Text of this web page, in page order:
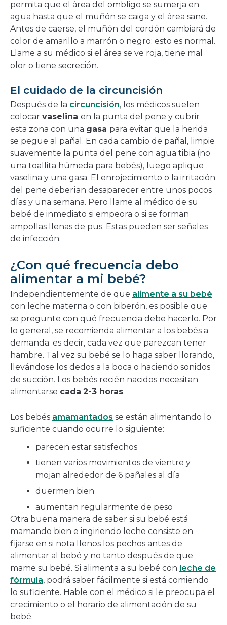
permita que el área del ombligo se sumerja en
agua hasta que el muñón se caiga y el área sane.
Antes de caerse, el muñón del cordón cambiará de
color de amarillo a marrón o negro; esto es normal.
Llame a su médico si el área se ve roja, tiene mal
olor o tiene secreción.
El cuidado de la circuncisión
Después de la circuncisión, los médicos suelen
colocar vaselina en la punta del pene y cubrir
esta zona con una gasa para evitar que la herida
se pegue al pañal. En cada cambio de pañal, limpie
suavemente la punta del pene con agua tibia (no
una toallita húmeda para bebés), luego aplique
vaselina y una gasa. El enrojecimiento o la irritación
del pene deberían desaparecer entre unos pocos
días y una semana. Pero llame al médico de su
bebé de inmediato si empeora o si se forman
ampollas llenas de pus. Estas pueden ser señales
de infección.
¿Con qué frecuencia debo
alimentar a mi bebé?
Independientemente de que alimente a su bebé
con leche materna o con biberón, es posible que
se pregunte con qué frecuencia debe hacerlo. Por
lo general, se recomienda alimentar a los bebés a
demanda; es decir, cada vez que parezcan tener
hambre. Tal vez su bebé se lo haga saber llorando,
llevándose los dedos a la boca o haciendo sonidos
de succión. Los bebés recién nacidos necesitan
alimentarse cada 2-3 horas.
Los bebés amamantados se están alimentando lo
suficiente cuando ocurre lo siguiente:
parecen estar satisfechos
tienen varios movimientos de vientre y
mojan alrededor de 6 pañales al día
duermen bien
aumentan regularmente de peso
Otra buena manera de saber si su bebé está
mamando bien e ingiriendo leche consiste en
fijarse en si nota llenos los pechos antes de
alimentar al bebé y no tanto después de que
mame su bebé. Si alimenta a su bebé con leche de
fórmula, podrá saber fácilmente si está comiendo
lo suficiente. Hable con el médico si le preocupa el
crecimiento o el horario de alimentación de su
bebé.